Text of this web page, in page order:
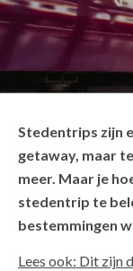
Stedentrips zijn
getaway, maar
meer. Maar je
stedentrip te
bestemmingen
Lees ook: Dit zijn